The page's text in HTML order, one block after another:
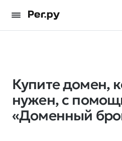
Купите домен,
нужен, с
«Доменный